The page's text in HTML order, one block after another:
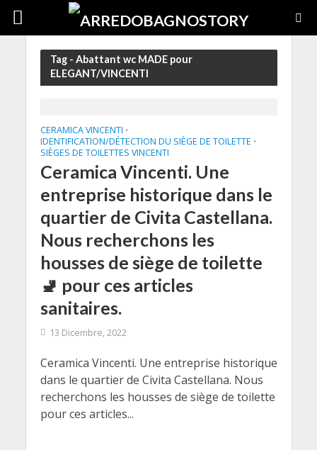
Tag - Abattant wc MADE pour
ELEGANT/VINCENTI
CERAMICA VINCENTI •
IDENTIFICATION/DÉTECTION DU SIÈGE DE TOILETTE •
SIÈGES DE TOILETTES VINCENTI
Ceramica Vincenti. Une
entreprise historique dans le
quartier de Civita Castellana.
Nous recherchons les
housses de siège de toilette
🚽 pour ces articles
sanitaires.
13 Dicembre, 2022
Ceramica Vincenti. Une entreprise historique
dans le quartier de Civita Castellana. Nous
recherchons les housses de siège de toilette
pour ces articles...